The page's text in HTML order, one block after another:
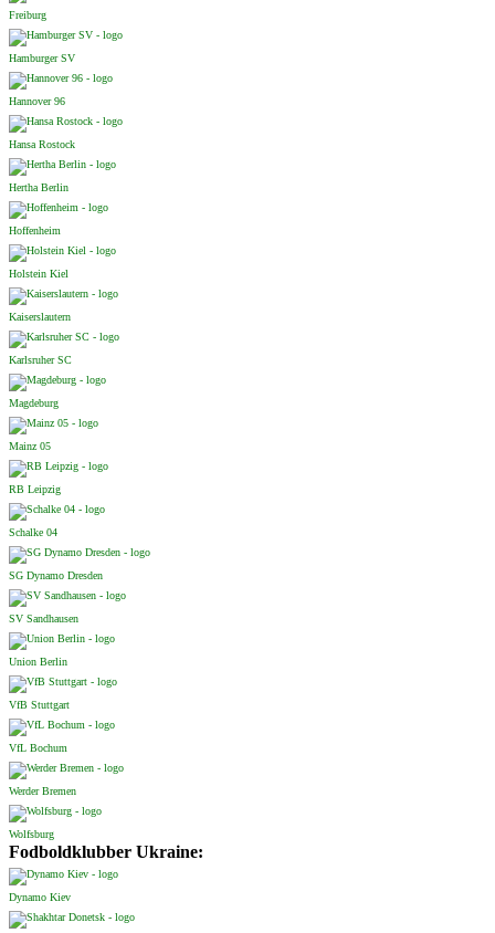
Freiburg
Hamburger SV
Hannover 96
Hansa Rostock
Hertha Berlin
Hoffenheim
Holstein Kiel
Kaiserslautern
Karlsruher SC
Magdeburg
Mainz 05
RB Leipzig
Schalke 04
SG Dynamo Dresden
SV Sandhausen
Union Berlin
VfB Stuttgart
VfL Bochum
Werder Bremen
Wolfsburg
Fodboldklubber Ukraine:
Dynamo Kiev